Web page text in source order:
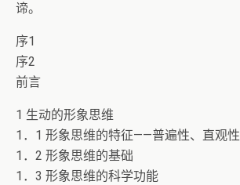
谛。
序1
序2
前言
1 生动的形象思维
1．1 形象思维的特征——普遍性、直观性
1．2 形象思维的基础
1．3 形象思维的科学功能